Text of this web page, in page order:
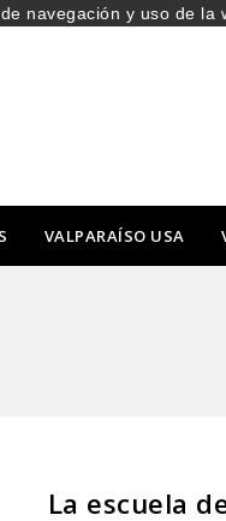
VALPARAÍSO USA
La escuela
navegación y uso de